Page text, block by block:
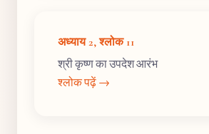
अध्याय 2, श्लोक 11
श्री कृष्ण का उपदेश आरंभ
श्लोक पढ़ें →